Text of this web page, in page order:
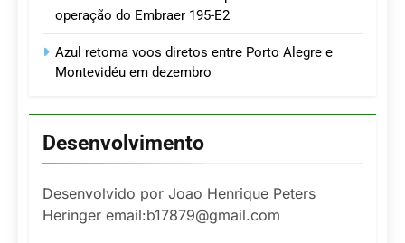
operação do Embraer 195-E2
Azul retoma voos diretos entre Porto Alegre e
Montevidéu em dezembro
Desenvolvimento
Desenvolvido por Joao Henrique Peters
Heringer email:b17879@gmail.com